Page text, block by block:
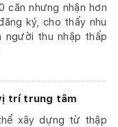
căn nhưng nhận hơn
ký, cho thấy nhu
người thu nhập thấp
trí trung tâm
xây dựng từ thập